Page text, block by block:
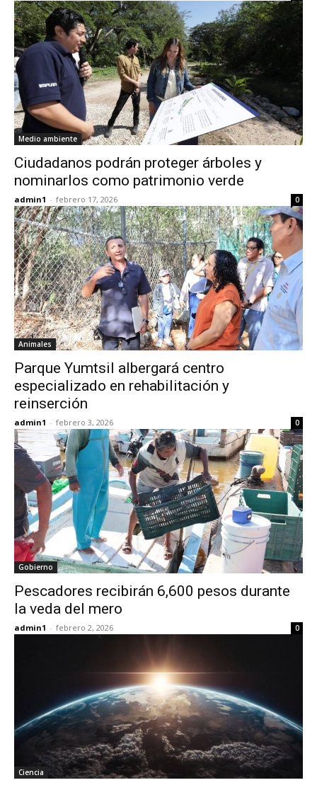
Medio ambiente
Ciudadanos podrán proteger árboles y
nominarlos como patrimonio verde
admin1 - febrero 17, 2026 0
Animales
Parque Yumtsil albergará centro
especializado en rehabilitación y
reinserción
admin1 - febrero 3, 2026 0
Gobierno
Pescadores recibirán 6,600 pesos durante
la veda del mero
admin1 - febrero 2, 2026 0
Ciencia